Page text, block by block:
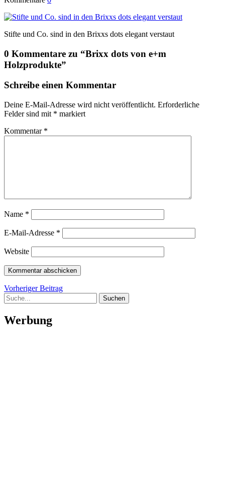
Stifte und Co. sind in den Brixxs dots elegant verstaut
0 Kommentare zu “Brixx dots von e+m
Holzprodukte”
Schreibe einen Kommentar
Deine E-Mail-Adresse wird nicht veröffentlicht. Erforderliche
Felder sind mit * markiert
Kommentar *
Name *
E-Mail-Adresse *
Website
Beitragsnavigation
Vorheriger BeitragVorheriger
Suche
Werbung